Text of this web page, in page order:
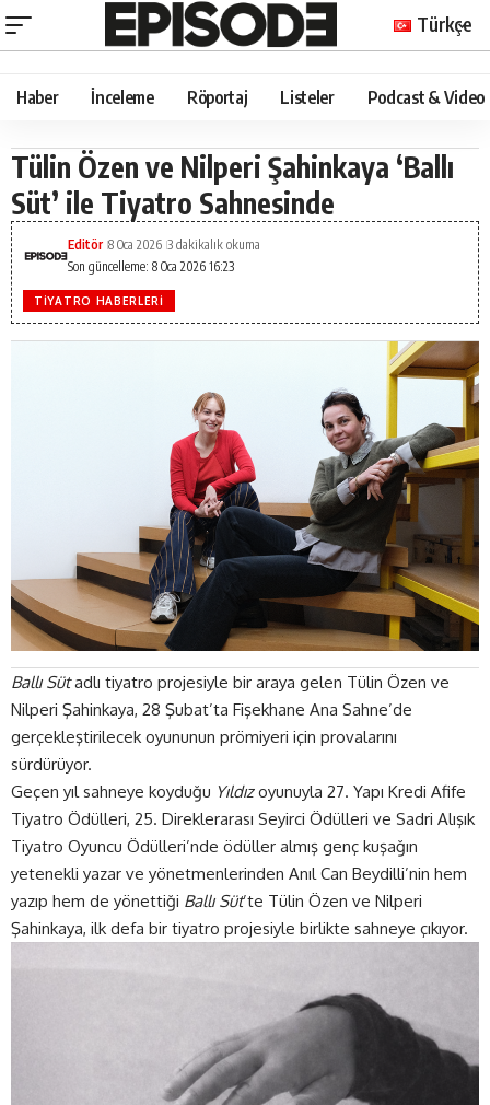
Türkçe
Haber İnceleme Röportaj Listeler Podcast & Video
Tülin Özen ve Nilperi Şahinkaya ‘Ballı
Süt’ ile Tiyatro Sahnesinde
Son güncelleme: 8 Oca 2026 16:23
Editör 8 Oca 2026 3 dakikalık okuma
TIYATRO HABERLERI
Ballı Sütadlı tiyatro projesiyle bir araya gelen Tülin Özen ve
Nilperi Şahinkaya, 28 Şubat’ta Fişekhane Ana Sahne’de
gerçekleştirilecek oyununun prömiyeri için provalarını
sürdürüyor.
Geçen yıl sahneye koyduğu Yıldızoyunuyla 27. Yapı Kredi Afife
Tiyatro Ödülleri, 25. Direklerarası Seyirci Ödülleri ve Sadri Alışık
Tiyatro Oyuncu Ödülleri’nde ödüller almış genç kuşağın
yetenekli yazar ve yönetmenlerinden Anıl Can Beydilli’nin hem
yazıp hem de yönettiği Ballı Süt’te Tülin Özen ve Nilperi
Şahinkaya, ilk defa bir tiyatro projesiyle birlikte sahneye çıkıyor.